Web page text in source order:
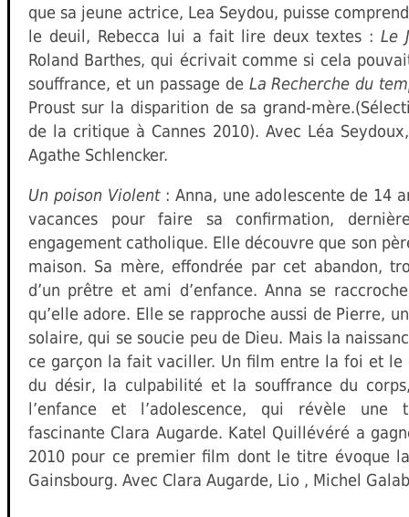
que sa jeune actrice, Lea Seydou, puisse
le deuil, Rebecca lui a fait lire deux textes :Le
Roland Barthes, qui écrivait comme si cela
souffrance, et un passage de La Recherche du
Proust sur la disparition de sa grand-
de la critique à Cannes 2010). Avec Léa
Agathe Schlencker.
Un poison Violent : Anna, une adolescente de 14
vacances pour faire sa confirmation,
engagement catholique. Elle découvre que son
maison. Sa mère, effondrée par cet abandon,
d’un prêtre et ami d’enfance. Anna se
qu’elle adore. Elle se rapproche aussi de Pierre,
solaire, qui se soucie peu de Dieu. Mais la
ce garçon la fait vaciller. Un film entre la foi et le
du désir, la culpabilité et la souffrance du
l’enfance et l’adolescence, qui révèle une
fascinante Clara Augarde. Katel Quillévéré a
2010 pour ce premier film dont le titre évoque
Gainsbourg. Avec Clara Augarde, Lio , Michel